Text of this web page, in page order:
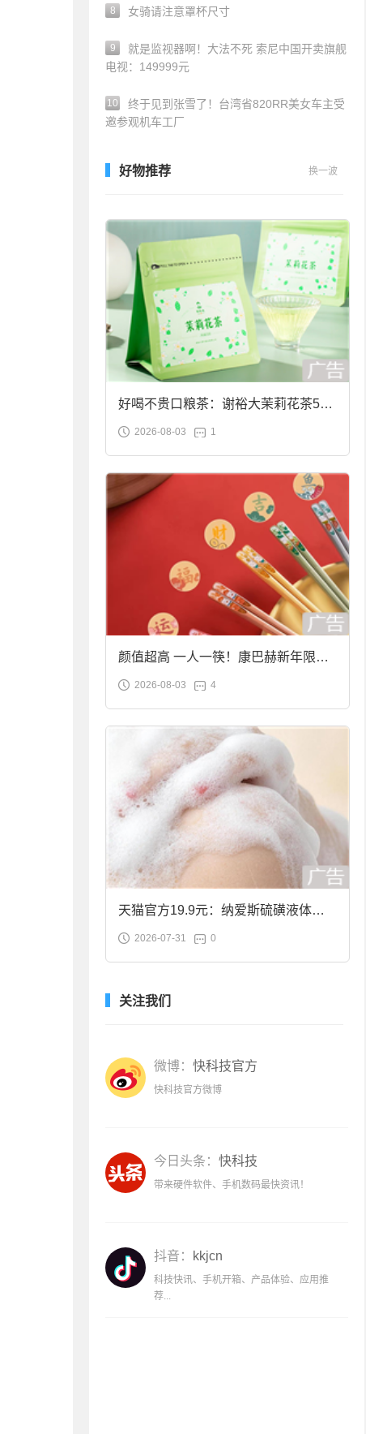
8 女骑请注意罩杯尺寸
9
就是监视器啊！大法不死 索尼中国开卖旗舰
电视：149999元
10
终于见到张雪了！台湾省820RR美女车主受
邀参观机车工厂
好物推荐 换一波
好喝不贵口粮茶：谢裕大茉莉花茶50g
袋装9.9元到手
2026-08-03 1
颜值超高 一人一筷！康巴赫新年限定
合金筷子大促：19.9元
2026-08-03 4
天猫官方19.9元：纳爱斯硫磺液体香
皂2斤大促
2026-07-31 0
关注我们
微博： 快科技官方
快科技官方微博
今日头条： 快科技
带来硬件软件、手机数码最快资讯！
抖音： kkjcn
科技快讯、手机开箱、产品体验、应用推
荐...